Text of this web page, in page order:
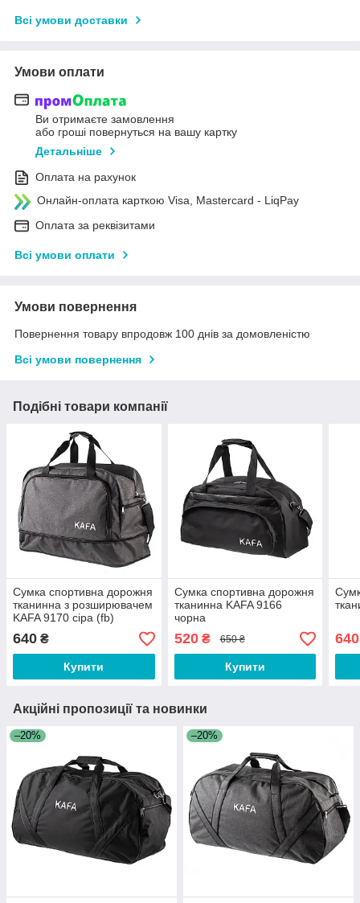
Всі умови доставки
Умови оплати
Ви отримаєте замовлення
або гроші повернуться на вашу картку
Детальніше
Оплата на рахунок
Онлайн-оплата карткою Visa, Mastercard - LiqPay
Оплата за реквізитами
Всі умови оплати
Умови повернення
Повернення товару впродовж 100 днів за домовленістю
Всі умови повернення
Подібні товари компанії
Сумка спортивна дорожня
тканинна з розширювачем
KAFA 9170 сіра (fb)
640 ₴
Купити
Сумка спортивна дорожня
тканинна KAFA 9166
чорна
520₴ 650 ₴
Купити
640
Акційні пропозиції та новинки
–20% –20%